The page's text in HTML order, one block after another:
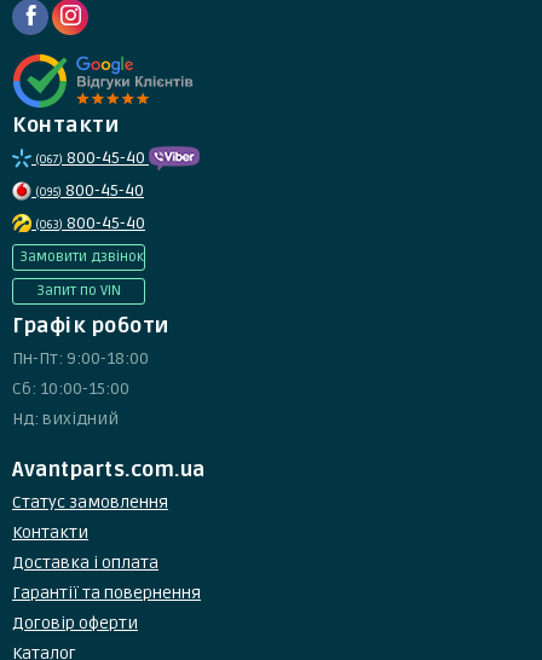
Контакти
(067) 800-45-40
(095) 800-45-40
(063) 800-45-40
Замовити дзвінок
Запит по VIN
Графік роботи
Пн-Пт: 9:00-18:00
Сб: 10:00-15:00
Нд: вихідний
Avantparts.com.ua
Статус замовлення
Контакти
Доставка і оплата
Гарантії та повернення
Договір оферти
Каталог